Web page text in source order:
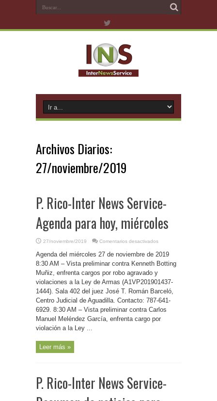
Archivos Diarios:
27/noviembre/2019
P. Rico-Inter News Service-
Agenda para hoy, miércoles
27/noviembre/2019 Comentarios desactivados
Rico-
Inter
News
Service-
hoy,
miércoles
Agenda del miércoles 27 de noviembre de 2019
8:30 AM – Vista preliminar contra Kenneth Botting
Muñiz, enfrenta cargos por robo agravado y
violaciones a la Ley de Armas (A1VP201901437-
1444). Sala 402 del juez José T. Román Barceló,
Centro Judicial de Aguadilla. Contacto: 787-641-
6929. 8:30 AM – Vista preliminar contra Carlos
Manuel Meléndez García, enfrenta cargo por
violación a la Ley ...
Leer más »
P. Rico-Inter News Service-